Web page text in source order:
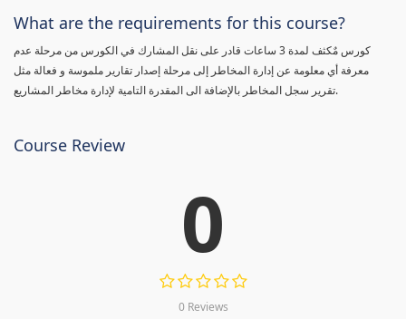
What are the requirements for this course?
كورس مٌكثف لمدة 3 ساعات قادر على نقل المشارك في الكورس من مرحلة عدم
معرفة أي معلومة عن إدارة المخاطر إلى مرحلة إصدار تقارير ملموسة و فعالة مثل
تقرير سجل المخاطر بالإضافة الى المقدرة التامية لإدارة مخاطر المشاريع.
Course Review
0
0 Reviews